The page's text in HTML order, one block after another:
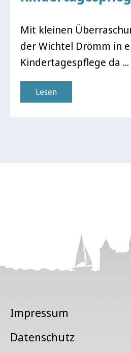
Mit kleinen
der Wichtel Drömm in
Kindertagespflege da ...
Lesen
Impressum
Datenschutz